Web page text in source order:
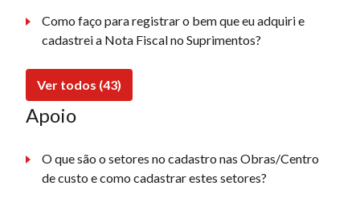
Como faço para registrar o bem que eu adquiri e
cadastrei a Nota Fiscal no Suprimentos?
Ver todos (43)
Apoio
O que são o setores no cadastro nas Obras/Centro
de custo e como cadastrar estes setores?